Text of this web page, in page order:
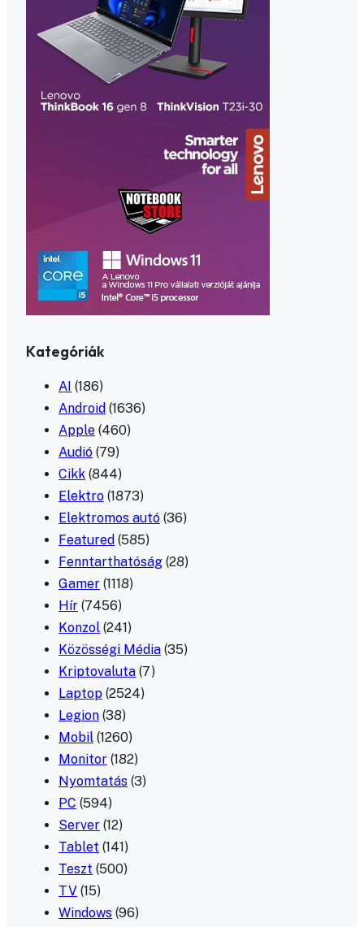
Kategóriák
AI (186)
Android (1636)
Apple (460)
Audió (79)
Cikk (844)
Elektro (1873)
Elektromos autó (36)
Featured (585)
Fenntarthatóság (28)
Gamer (1118)
Hír (7456)
Konzol (241)
Közösségi Média (35)
Kriptovaluta (7)
Laptop (2524)
Legion (38)
Mobil (1260)
Monitor (182)
Nyomtatás (3)
PC (594)
Server (12)
Tablet (141)
Teszt (500)
TV (15)
Windows (96)